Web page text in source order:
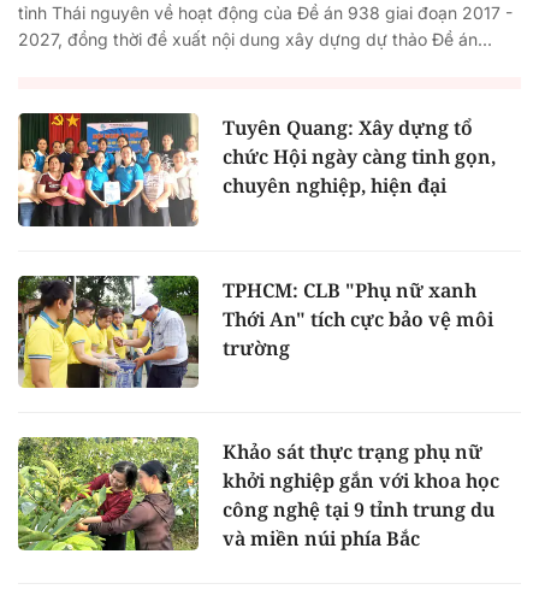
tỉnh Thái nguyên về hoạt động của Đề án 938 giai đoạn 2017 -
2027, đồng thời đề xuất nội dung xây dựng dự thảo Đề án...
Tuyên Quang: Xây dựng tổ
chức Hội ngày càng tinh gọn,
chuyên nghiệp, hiện đại
TPHCM: CLB "Phụ nữ xanh
Thới An" tích cực bảo vệ môi
trường
Khảo sát thực trạng phụ nữ
khởi nghiệp gắn với khoa học
công nghệ tại 9 tỉnh trung du
và miền núi phía Bắc